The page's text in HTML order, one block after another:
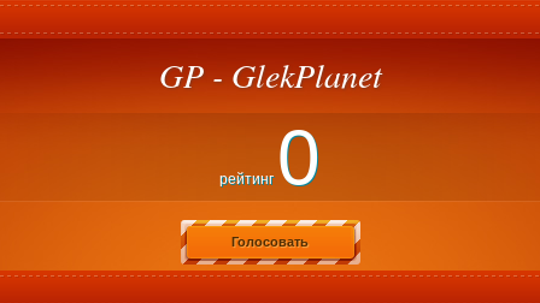
GP - GlekPlanet
рейтинг 0
Голосовать